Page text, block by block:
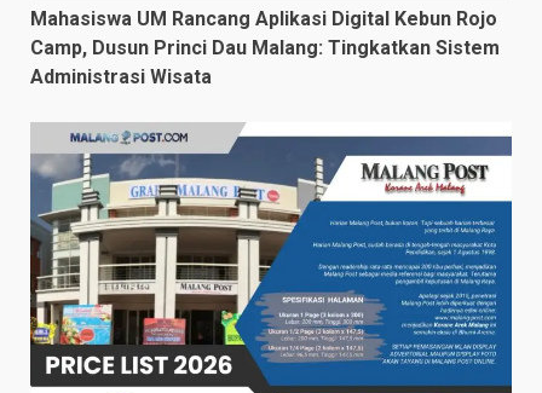
Mahasiswa UM Rancang Aplikasi Digital Kebun Rojo
Camp, Dusun Princi Dau Malang: Tingkatkan Sistem
Administrasi Wisata